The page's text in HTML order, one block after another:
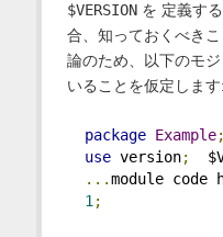
$VERSIONを 定義す
合、知っておくべき
論のため、以下のモ
いることを仮定します:
package Example;
use version;
...module code
1 ;